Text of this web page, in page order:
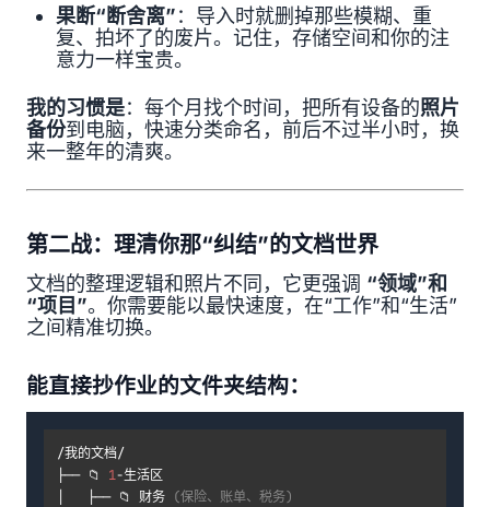
果断“断舍离”：导入时就删掉那些模糊、重
复、拍坏了的废片。记住，存储空间和你的注
意力一样宝贵。
我的习惯是：每个月找个时间，把所有设备的照片
备份到电脑，快速分类命名，前后不过半小时，换
来一整年的清爽。
第二战：理清你那“纠结”的文档世界
文档的整理逻辑和照片不同，它更强调 “领域”和
“项目”。你需要能以最快速度，在“工作”和“生活”
之间精准切换。
能直接抄作业的文件夹结构：
/我的文档/
├── 📁 1-生活区
│   ├── 📁 财务 (保险、账单、税务)